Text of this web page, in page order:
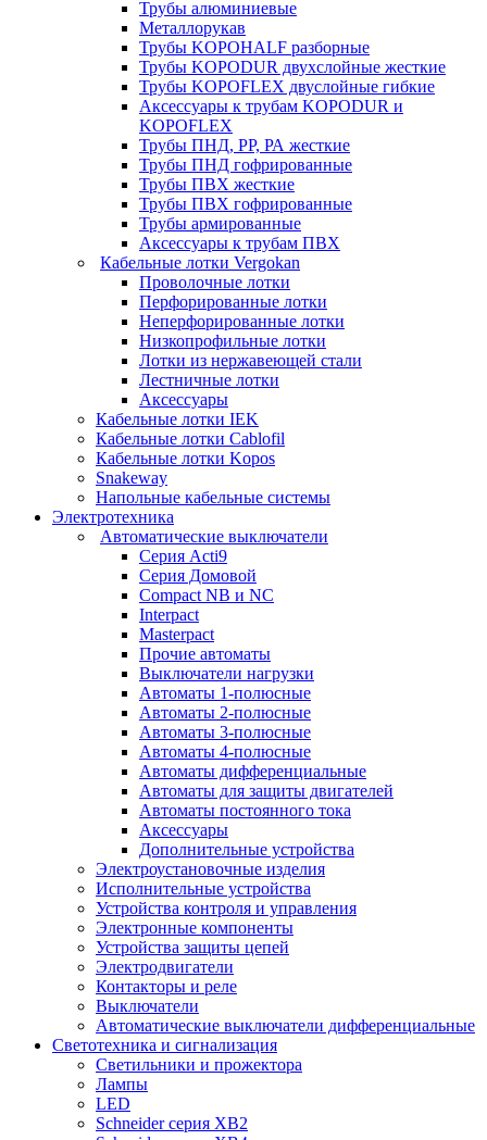
Трубы алюминиевые
Металлорукав
Трубы KOPOHALF разборные
Трубы KOPODUR двухслойные жесткие
Трубы KOPOFLEX двуслойные гибкие
Аксессуары к трубам KOPODUR и
KOPOFLEX
Трубы ПНД, РР, РА жесткие
Трубы ПНД гофрированные
Трубы ПВХ жесткие
Трубы ПВХ гофрированные
Трубы армированные
Аксессуары к трубам ПВХ
Кабельные лотки Vergokan
Проволочные лотки
Перфорированные лотки
Неперфорированные лотки
Низкопрофильные лотки
Лотки из нержавеющей стали
Лестничные лотки
Аксессуары
Кабельные лотки IEK
Кабельные лотки Cablofil
Кабельные лотки Kopos
Snakeway
Напольные кабельные системы
Электротехника
Автоматические выключатели
Серия Acti9
Серия Домовой
Compact NB и NC
Interpact
Masterpact
Прочие автоматы
Выключатели нагрузки
Автоматы 1-полюсные
Автоматы 2-полюсные
Автоматы 3-полюсные
Автоматы 4-полюсные
Автоматы дифференциальные
Автоматы для защиты двигателей
Автоматы постоянного тока
Аксессуары
Дополнительные устройства
Электроустановочные изделия
Исполнительные устройства
Устройства контроля и управления
Электронные компоненты
Устройства защиты цепей
Электродвигатели
Контакторы и реле
Выключатели
Автоматические выключатели дифференциальные
Светотехника и сигнализация
Светильники и прожектора
Лампы
LED
Schneider серия XB2